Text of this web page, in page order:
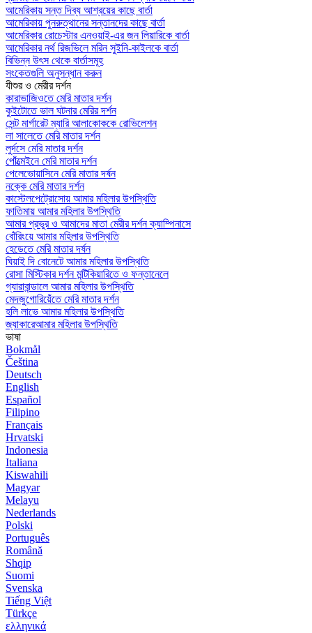
আমেরিকায় সন্ত দিব্য আশ্রয়ের কাছে বার্তা
আমেরিকায় পুনরুত্থানের সন্তানদের কাছে বার্তা
আমেরিকার রোচেস্টার এনওয়াই-এর জন লিয়ারিকে বার্তা
আমেরিকার নর্থ রিজভিলে মরিন সুইনি-কাইলকে বার্তা
বিভিন্ন উৎস থেকে বার্তাসমূহ
সংকেতগুলি অনুসন্ধান করুন
যীশুর ও মেরীর দর্শন
কারাভাজিওতে মেরি মাতার দর্শন
কুইটোতে ভাল ঘটনার মেরির দর্শন
সেন্ট মার্গারেট ম্যারি আলাকোককে রোভিলেশন
লা সালেতে মেরি মাতার দর্শন
লুর্দসে মেরি মাতার দর্শন
পোঁত্মেইনে মেরি মাতার দর্শন
পেলেভোয়াসিনে মেরি মাতার দর্ষন
নক্কে মেরি মাতার দর্শন
কাস্টেলপেট্রোসোয় আমার মহিলার উপস্থিতি
ফাতিমায় আমার মহিলার উপস্থিতি
আমার প্রভুর ও আমাদের মাতা মেরীর দর্শন ক্যাম্পিনাসে
বোঁরিংয়ে আমার মহিলার উপস্থিতি
হেডেতে মেরি মাতার দর্ষন
ঘিয়াই দি বোনেটে আমার মহিলার উপস্থিতি
রোসা মিস্টিকার দর্শন মন্টিকিয়ারিতে ও ফন্তানেলে
গ্যারাবান্ডালে আমার মহিলার উপস্থিতি
মেদজুগোরিয়েঁতে মেরি মাতার দর্শন
হলি লাভে আমার মহিলার উপস্থিতি
জ্যাকারেআমার মহিলার উপস্থিতি
ভাষা
Bokmål
Čeština
Deutsch
English
Español
Filipino
Français
Hrvatski
Indonesia
Italiana
Kiswahili
Magyar
Melayu
Nederlands
Polski
Português
Română
Shqip
Suomi
Svenska
Tiếng Việt
Türkçe
ελληνικά